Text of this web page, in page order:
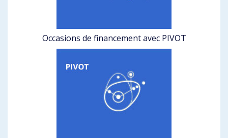
Occasions de financement avec PIVOT